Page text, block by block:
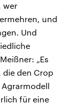
wer
und
Und
„Es
die den Crop
für eine